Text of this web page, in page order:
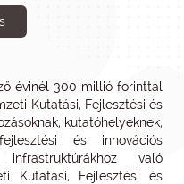
évinél 300 millió forinttal
Kutatási, Fejlesztési és
kutatóhelyeknek,
és innovációs
infrastruktúrákhoz való
Kutatási, Fejlesztési és